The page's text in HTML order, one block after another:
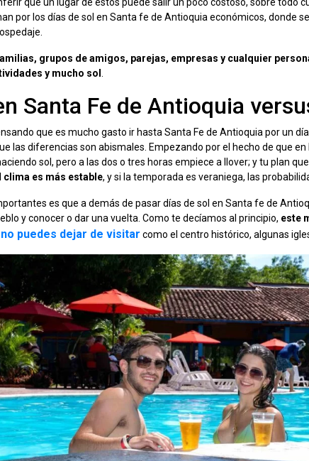
que un lugar de estos puede salir un poco costoso, sobre todo
por los días de sol en Santa fe de Antioquia económicos, donde
grupos de amigos, parejas, empresas y cualquier
y mucho sol .
Santa Fe de Antioquia
que es mucho gasto ir hasta Santa Fe de Antioquia por un
las diferencias son abismales. Empezando por el hecho de que
sol, pero a las dos o tres horas empiece a llover; y tu plan
clima es más estable, y si la temporada es veraniega, las
es que a demás de pasar días de sol en Santa fe de
y conocer o dar una vuelta. Como te decíamos al principio, este
puedes dejar de visitar como el centro histórico, algunas